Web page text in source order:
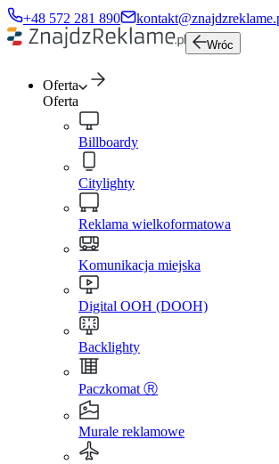
+48 572 281 890
Wróc
Oferta
Oferta
Billboardy
Citylighty
Reklama wielkoformatowa
Komunikacja miejska
Digital OOH (DOOH)
Backlighty
Paczkomat Ⓡ
Murale reklamowe